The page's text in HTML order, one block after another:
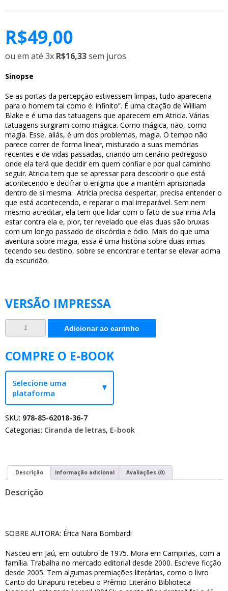
R$49,00
ou em até 3x R$16,33sem juros.
Sinopse
Se as portas da percepção estivessem limpas, tudo apareceria
para o homem tal como é: infinito”. É uma citação de William
Blake e é uma das tatuagens que aparecem em Atricia. Várias
tatuagens surgiram como mágica. Como mágica, não, como
magia. Esse, aliás, é um dos problemas, magia. O tempo não
parece correr de forma linear, misturado a suas memórias
recentes e de vidas passadas, criando um cenário pedregoso
onde ela terá que decidir em quem confiar e por qual caminho
seguir. Atricia tem que se apressar para descobrir o que está
acontecendo e decifrar o enigma que a mantém aprisionada
dentro de si mesma. Atricia precisa despertar, precisa entender o
que está acontecendo, e reparar o mal irreparável. Sem nem
mesmo acreditar, ela tem que lidar com o fato de sua irmã Arla
estar contra ela e, pior, ter revelado que elas duas são bruxas
com um longo passado de discórdia e ódio. Mais do que uma
aventura sobre magia, essa é uma história sobre duas irmãs
tecendo seu destino, sobre se encontrar e tentar se elevar acima
da escuridão.
VERSÃO IMPRESSA
As
do
quantidade
Adicionar ao carrinho
COMPRE O E-BOOK
Selecione uma
plataforma
SKU: 978-85-62018-36-7
Categorias: Ciranda de letras, E-book
Descrição Informação adicional Avaliações (0)
Descrição
SOBRE AUTORA: Érica Nara Bombardi
Nasceu em Jaú, em outubro de 1975. Mora em Campinas, com a
família. Trabalha no mercado editorial desde 2000. Escreve ficção
desde 2005. Tem algumas premiações literárias, como o livro
Canto do Uirapuru recebeu o Prêmio Literário Biblioteca